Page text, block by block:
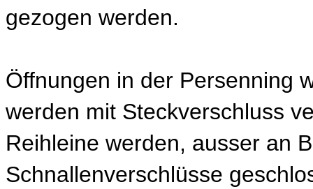
gezogen werden.
Öffnungen in der Persenning
werden mit Steckverschluss
Reihleine werden, ausser an
Schnallenverschlüsse